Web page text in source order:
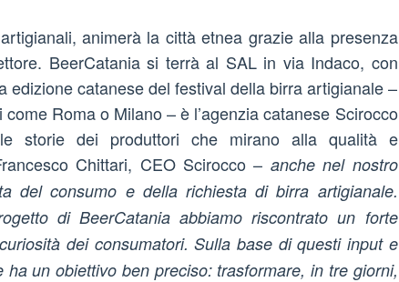
animerà la città etnea grazie alla presenza
BeerCatania si terrà al SAL in via Indaco, con
catanese del festival della birra artigianale –
Roma o Milano – è l’agenzia catanese Scirocco
storie dei produttori che mirano alla qualità e
Chittari, CEO Scirocco – anche nel nostro
del consumo e della richiesta di birra artigianale.
di BeerCatania abbiamo riscontrato un forte
dei consumatori. Sulla base di questi input e
un obiettivo ben preciso: trasformare, in tre giorni,